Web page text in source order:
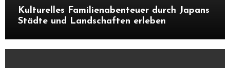
Kulturelles Familienabenteuer durch Japans
Städte und Landschaften erleben